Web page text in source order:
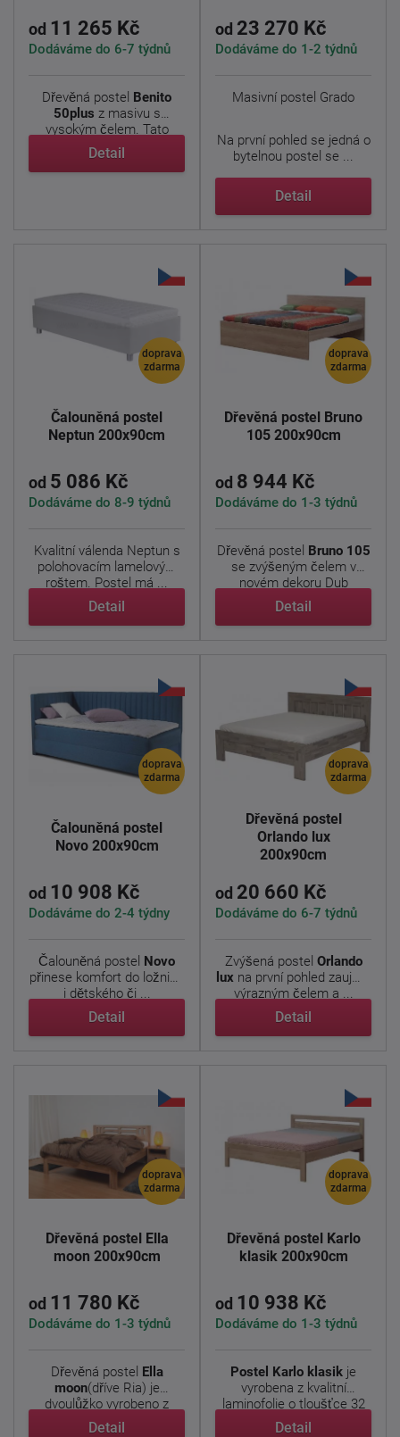
od 11 265 Kč
Dodáváme do 6-7 týdnů
Dřevěná postel Benito
50plus z masivu s
vysokým čelem. Tato
postel je ...
Detail
od 23 270 Kč
Dodáváme do 1-2 týdnů
Masivní postel Grado
Na první pohled se jedná o
bytelnou postel se ...
Detail
doprava
zdarma
Čalouněná postel
Neptun 200x90cm
od 5 086 Kč
Dodáváme do 8-9 týdnů
Kvalitní válenda Neptun s
polohovacím lamelovým
roštem. Postel má ...
Detail
doprava
zdarma
Dřevěná postel Bruno
105 200x90cm
od 8 944 Kč
Dodáváme do 1-3 týdnů
Dřevěná postel Bruno 105
se zvýšeným čelem v
novém dekoru Dub
nebraska ...
Detail
doprava
zdarma
Čalouněná postel
Novo 200x90cm
od 10 908 Kč
Dodáváme do 2-4 týdny
Čalouněná postel Novo
přinese komfort do ložnice
i dětského či ...
Detail
doprava
zdarma
Dřevěná postel
Orlando lux
200x90cm
od 20 660 Kč
Dodáváme do 6-7 týdnů
Zvýšená postel Orlando
lux na první pohled zaujme
výrazným čelem a ...
Detail
doprava
zdarma
Dřevěná postel Ella
moon 200x90cm
od 11 780 Kč
Dodáváme do 1-3 týdnů
Dřevěná postel Ella
moon(dříve Ria) je
dvoulůžko vyrobeno z
laminované ...
Detail
doprava
zdarma
Dřevěná postel Karlo
klasik 200x90cm
od 10 938 Kč
Dodáváme do 1-3 týdnů
Postel Karlo klasik je
vyrobena z kvalitní
laminofolie o tloušťce 32
...
Detail